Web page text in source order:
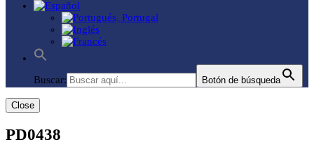
Buscar: Botón de búsqueda
Close
PD0438